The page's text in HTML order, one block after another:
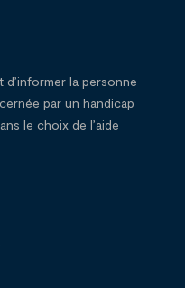
la personne
par un handicap
le choix de l’aide